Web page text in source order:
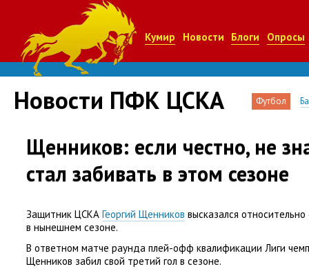
Кумир Новости Блоги Опросы
Новости ПФК ЦСКА Футбол
Щенников: если честно, не
стал забивать в этом сезоне
Защитник ЦСКА Георгий Щенников высказался
в нынешнем сезоне.
В ответном матче раунда плей-офф квалификации Лиги
Щенников забил свой третий гол в сезоне.